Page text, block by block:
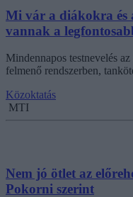
Mi vár a diákokra és
vannak a
Mindennapos testnevelés
felmenő rendszerben,
Közoktatás
MTI
Nem jó ötlet az
Pokorni szerint